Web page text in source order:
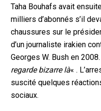
Taha Bouhafs avait
milliers d’abonnés s’il
chaussures sur le
d’un journaliste irakien
Georges W. Bush en 2008.
regarde bizarre là« .
suscité quelques
sociaux.